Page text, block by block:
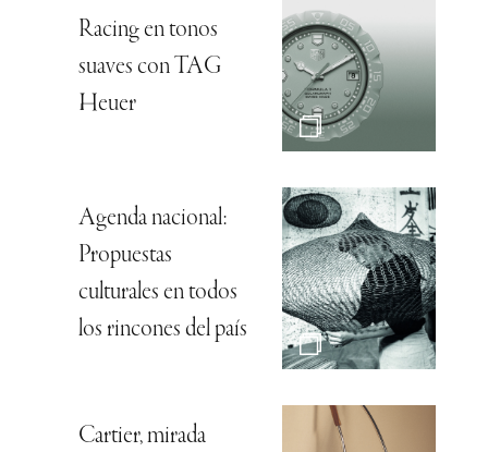
Racing en tonos
suaves con TAG
Heuer
Agenda nacional:
Propuestas
culturales en todos
los rincones del país
Cartier, mirada